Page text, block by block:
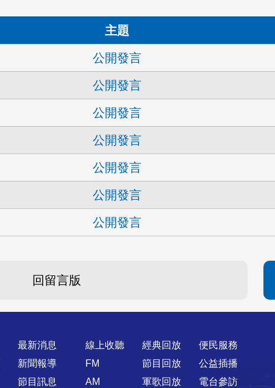
主題
公開發言
公開發言
公開發言
公開發言
公開發言
公開發言
公開發言
回留言版
最新消息
新聞報導
節目訊息
線上收聽
FM
AM
經典回放
節目回放
軍歌回放
便民服務
公益插播
電台參訪